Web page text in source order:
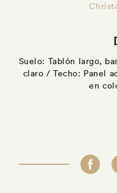
Suelo: Tablón largo,
claro / Techo: Panel
en